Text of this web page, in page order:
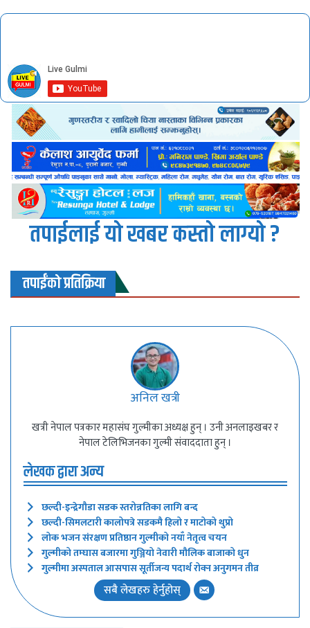
तपाईलाई यो खबर कस्तो लाग्यो ?
तपाईंको प्रतिक्रिया
अनिल खत्री
खत्री नेपाल पत्रकार महासंघ गुल्मीका अध्यक्ष हुन् । उनी अनलाइखबर र
नेपाल टेलिभिजनका गुल्मी संवाददाता हुन् ।
लेखक द्वारा अन्य
छल्दी-इन्द्रेगौडा सडक स्तरोन्नतिका लागि बन्द
छल्दी-सिमलटारी कालोपत्रे सडकमै हिलो र माटोको थुप्रो
लोक भजन संरक्षण प्रतिष्ठान गुल्मीको नयाँ नेतृत्व चयन
गुल्मीको तम्घास बजारमा गुञ्जियो नेवारी मौलिक बाजाको धुन
गुल्मीमा अस्पताल आसपास सूर्तीजन्य पदार्थ रोक्न अनुगमन तीव्र
सबै लेखहरु हेर्नुहोस्